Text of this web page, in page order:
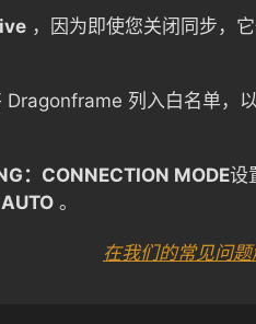
，因为即使您关闭同步，
Dragonframe 列入白名单，
：CONNECTION MODE设
。
在我们的常见问题